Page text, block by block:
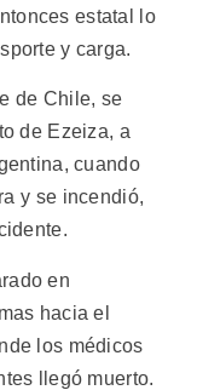
estatal lo
y carga.
de Chile, se
de Ezeiza, a
cuando
y se incendió,
en
hacia el
los médicos
llegó muerto.